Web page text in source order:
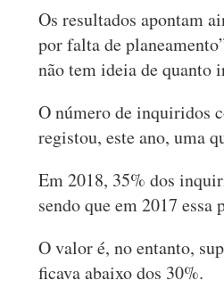
Os resultados apontam
por falta de
não tem ideia de quanto
O número de inquiridos
registou, este ano, uma
Em 2018, 35% dos
sendo que em 2017 essa
O valor é, no entanto,
ficava abaixo dos 30%.